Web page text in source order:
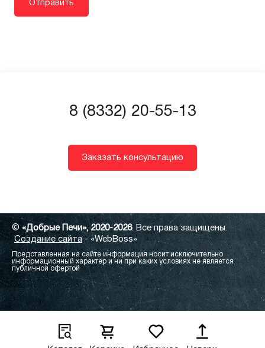
8 (8332) 20-55-13
Заказать консультацию
©«Добрые Печи», 2020-2026. Все права защищены.
Создание сайта- «WebBoss»
Представленная на сайте информация носит исключительно
информационный характер и ни при каких условиях не является
публичной офертой